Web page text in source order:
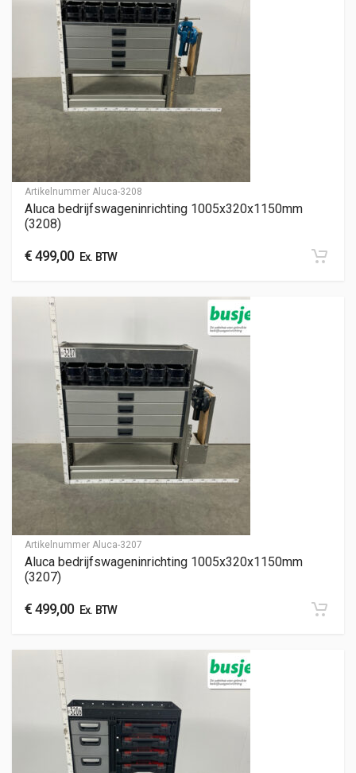
Artikelnummer Aluca-3208
Aluca bedrijfswageninrichting 1005x320x1150mm
(3208)
€499,00Ex. BTW
Artikelnummer Aluca-3207
Aluca bedrijfswageninrichting 1005x320x1150mm
(3207)
€499,00Ex. BTW